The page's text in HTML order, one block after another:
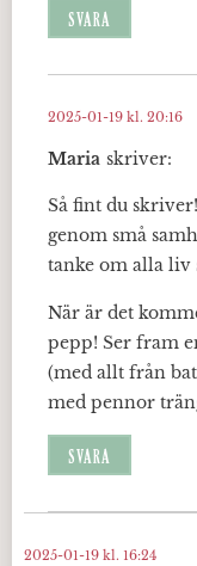
SVARA
Maria skriver:
2025-01-19 kl. 20:16
Så fint du
genom små
tanke om alla liv
När är det
pepp! Ser fram
(med allt från
med pennor
SVARA
2025-01-19 kl. 16:24